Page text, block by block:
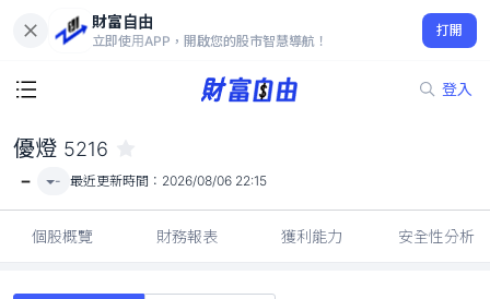
財富自由
立即使用APP，開啟您的股市智慧導航！
打開
登入
-
優燈 5216
- - 最近更新時間： 2026/08/06 22:15
個股概覽 財務報表 獲利能力 安全性分析